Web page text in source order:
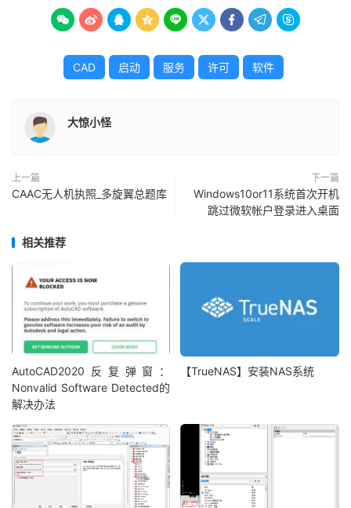
        
CAD 启动 服务 许可 软件
大惊小怪
上一篇
CAAC无人机执照_多旋翼总题库
下一篇
Windows10or11系统首次开机
跳过微软帐户登录进入桌面
相关推荐
AutoCAD2020反复弹窗：
Nonvalid Software Detected的
解决办法
【TrueNAS】安装NAS系统